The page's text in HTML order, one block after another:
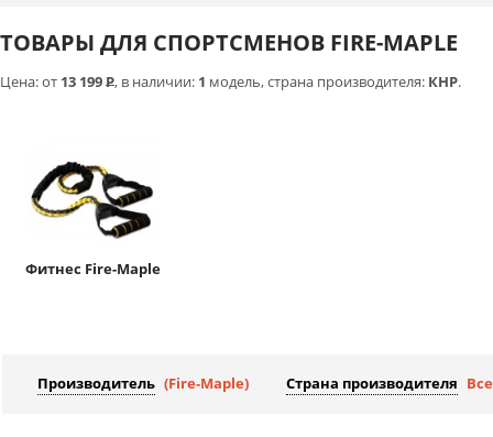
ТОВАРЫ ДЛЯ СПОРТСМЕНОВ FIRE-MAPLE
Цена: от 13 199Р, в наличии: 1 модель, страна производителя: КНР.
Фитнес Fire-Maple
Производитель (Fire-Maple) Страна производителя Все